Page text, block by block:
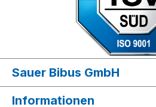
Sauer Bibus GmbH
Informationen